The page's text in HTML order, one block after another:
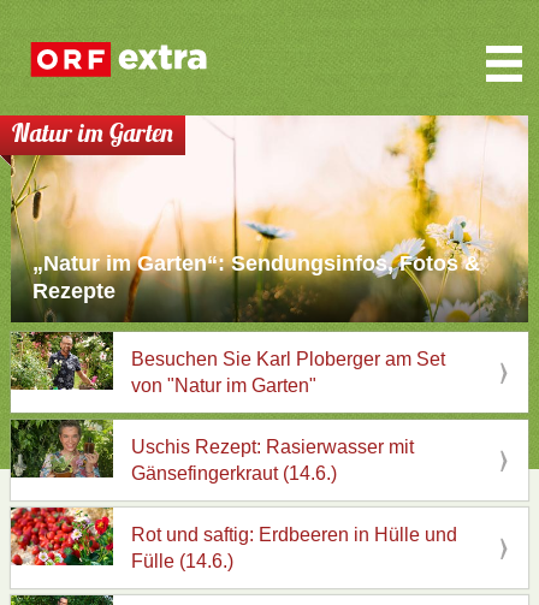
Natur im Garten
„Natur im Garten“: Sendungsinfos, Fotos &
Rezepte
Besuchen Sie Karl Ploberger am Set
von "Natur im Garten"
Uschis Rezept: Rasierwasser mit
Gänsefingerkraut (14.6.)
Rot und saftig: Erdbeeren in Hülle und
Fülle (14.6.)